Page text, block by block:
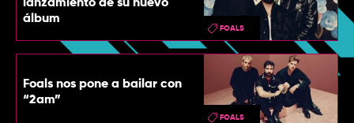
lanzamiento de su nuevo
álbum
FOALS
Foals nos pone a bailar con
“2am”
FOALS